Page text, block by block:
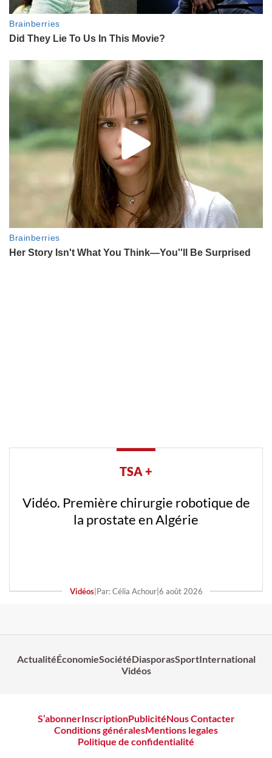
TSA +
Vidéo. Première chirurgie robotique de
la prostate en Algérie
Vidéos| Par: Célia Achour| 6 août 2026
ActualitéÉconomieSociétéDiasporasSportInternational
Vidéos
S’abonnerInscriptionPublicitéNous Contacter
Conditions généralesMentions legales
Politique de confidentialité